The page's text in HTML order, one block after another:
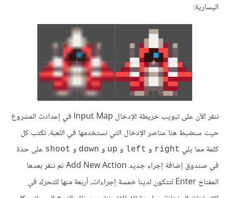
اليسارية:
ننقر الآن على تبويب خريطة الإدخال Input Map في إعدادت المشروع
حيث سنضبط هنا عناصر الإدخال التي نستخدمها في اللعبة. نكتب كل
كلمة مما يلي right و left و up و down و shoot على حدة
في صندوق إضافة إجراء جديد Add New Action ثم ننقر بعدها
المفتاح Enter لتتكون لدينا خمسة إجراءات، أربعة منها للتحرك في